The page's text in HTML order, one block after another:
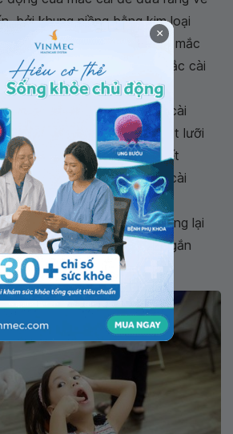
bởi khung niềng bằng kim loại
gian niềng răng bằng loại mắc
ngắn hơn so với các loại mắc cài
trị bằng niềng răng mắc cài
phức tạp như mắc cài mặt lưỡi
cộng thêm chi phí điều trị tiết
điểm nổi trội của loại mắc cài
mắc cài kim loại còn mang lại
cao, thời gian được rút ngắn
thay thế khi bị bong tuột.
×